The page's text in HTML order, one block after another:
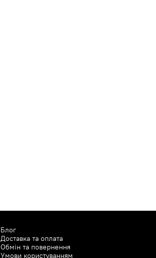
Блог
Доставка та оплата
Обмін та повернення
Умови користуванням